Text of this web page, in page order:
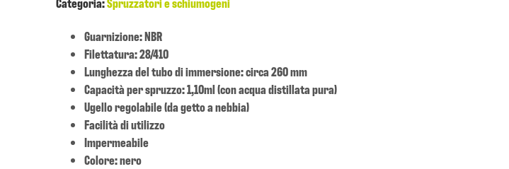
Guarnizione: NBR
Filettatura: 28/410
Lunghezza del tubo di immersione: circa 260 mm
Capacità per spruzzo: 1,10ml (con acqua distillata pura)
Ugello regolabile (da getto a nebbia)
Facilità di utilizzo
Impermeabile
Colore: nero